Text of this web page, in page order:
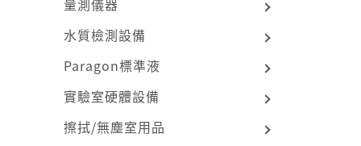
量測儀器
水質檢測設備
Paragon標準液
實驗室硬體設備
擦拭/無塵室用品